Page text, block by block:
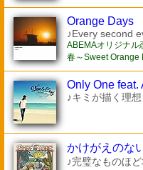
Orange Days
♪Every second
ABEMAオリジナル
春～Sweet Orange
Only One feat.
♪キミが描く理想
かけがえのな
♪完璧なものほど